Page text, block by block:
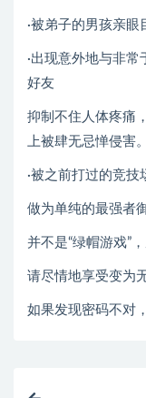
·被弟子的男孩亲
·出现意外地与非
好友
抑制不住人体疼痛
上被肆无忌惮侵害。
·被之前打过的竞
做为单纯的最强者
并不是“绿帽游戏”
请尽情地享受变为
如果发现密码不对